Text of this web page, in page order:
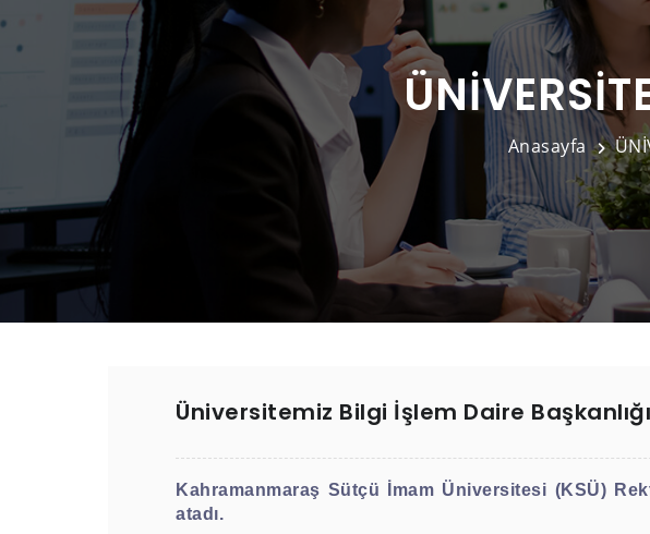
Anasayfa
Üniversitemiz Bilgi İşlem Daire
Kahramanmaraş Sütçü İmam Üniversitesi (KSÜ)
atadı.